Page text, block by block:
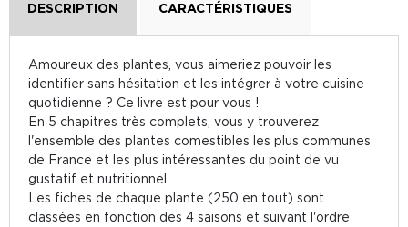
DESCRIPTION CARACTÉRISTIQUES
Amoureux des plantes, vous aimeriez pouvoir les
identifier sans hésitation et les intégrer à votre cuisine
quotidienne ? Ce livre est pour vous !
En 5 chapitres très complets, vous y trouverez
l'ensemble des plantes comestibles les plus communes
de France et les plus intéressantes du point de vu
gustatif et nutritionnel.
Les fiches de chaque plante (250 en tout) sont
classées en fonction des 4 saisons et suivant l'ordre